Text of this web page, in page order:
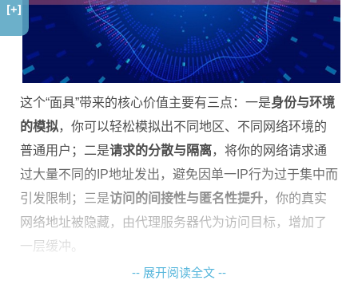
这个“面具”带来的核心价值主要有三点：一是身份与环境
的模拟，你可以轻松模拟出不同地区、不同网络环境的
普通用户；二是请求的分散与隔离，将你的网络请求通
过大量不同的IP地址发出，避免因单一IP行为过于集中而
引发限制；三是访问的间接性与匿名性提升，你的真实
网络地址被隐藏，由代理服务器代为访问目标，增加了
一层缓冲。
理解这三点，就能明白为什么代理IP，特别是像我们神
-- 展开阅读全文 --
[+]